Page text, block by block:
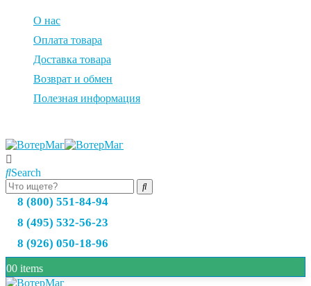
О нас
Оплата товара
Доставка товара
Возврат и обмен
Полезная информация
Search
8 (800) 551-84-94
8 (495) 532-56-23
8 (926) 050-18-96
00 items